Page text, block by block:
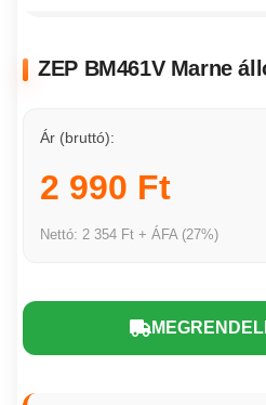
ZEP BM461V Marne
Ár (bruttó):
2 990 Ft
Nettó: 2 354 Ft + ÁFA (27%)